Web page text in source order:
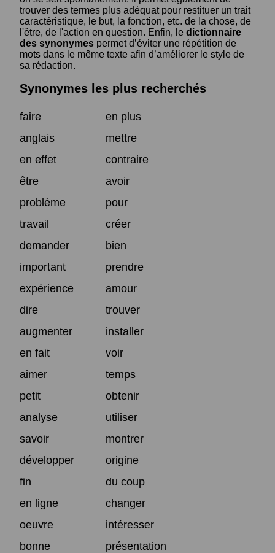
trouver des termes plus adéquat pour restituer un trait
caractéristique, le but, la fonction, etc. de la chose, de
l'être, de l'action en question. Enfin, le dictionnaire
des synonymes permet d’éviter une répétition de
mots dans le même texte afin d’améliorer le style de
sa rédaction.
Synonymes les plus recherchés
faire
en plus
anglais
mettre
en effet
contraire
être
avoir
problème
pour
travail
créer
demander
bien
important
prendre
expérience
amour
dire
trouver
augmenter
installer
en fait
voir
aimer
temps
petit
obtenir
analyse
utiliser
savoir
montrer
développer
origine
fin
du coup
en ligne
changer
oeuvre
intéresser
bonne
présentation